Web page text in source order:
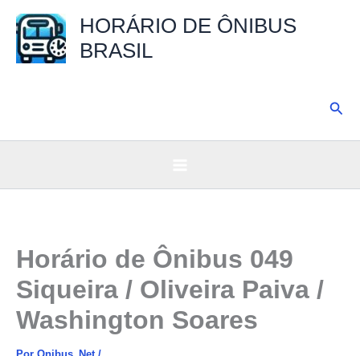
para
HORÁRIO DE ÔNIBUS
BRASIL
Horário de Ônibus 049
Siqueira / Oliveira Paiva /
Washington Soares